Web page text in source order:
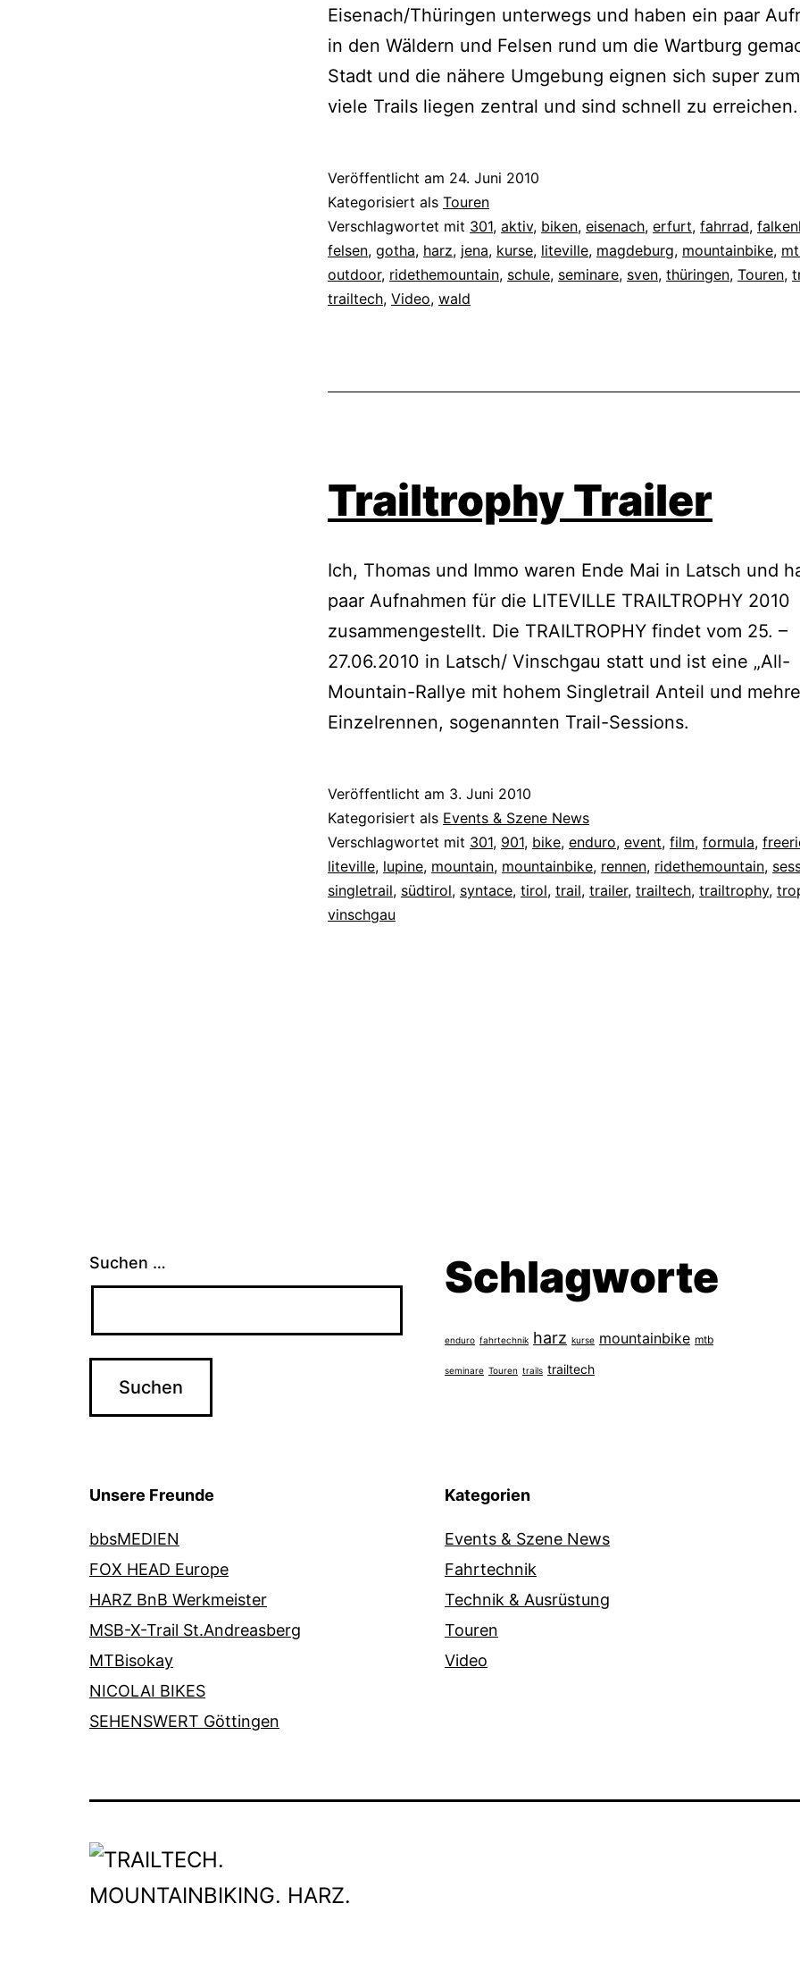
Eisenach/Thüringen unterwegs und haben ein paar
in den Wäldern und Felsen rund um die Wartburg
Stadt und die nähere Umgebung eignen sich super
viele Trails liegen zentral und sind schnell zu erreichen.
Veröffentlicht am 24. Juni 2010
Kategorisiert als Touren
Verschlagwortet mit 301, aktiv, biken, eisenach, erfurt, fahrrad,
felsen, gotha, harz, jena, kurse, liteville, magdeburg, mountainbike,
outdoor, ridethemountain, schule, seminare, sven, thüringen, Touren,
trailtech, Video, wald
Trailtrophy Trailer
Ich, Thomas und Immo waren Ende Mai in Latsch und
paar Aufnahmen für die LITEVILLE TRAILTROPHY 2010
zusammengestellt. Die TRAILTROPHY findet vom 25. –
27.06.2010 in Latsch/ Vinschgau statt und ist eine „All-
Mountain-Rallye mit hohem Singletrail Anteil und
Einzelrennen, sogenannten Trail-Sessions.
Veröffentlicht am 3. Juni 2010
Kategorisiert als Events & Szene News
Verschlagwortet mit 301, 901, bike, enduro, event, film, formula,
liteville, lupine, mountain, mountainbike, rennen, ridethemountain,
singletrail, südtirol, syntace, tirol, trail, trailer, trailtech, trailtrophy,
vinschgau
Suchen … Schlagworte
enduro fahrtechnik harz kurse mountainbike mtb
seminare Touren trails trailtech
Unsere Freunde
bbsMEDIEN
FOX HEAD Europe
HARZ BnB Werkmeister
MSB-X-Trail St.Andreasberg
MTBisokay
NICOLAI BIKES
SEHENSWERT Göttingen
Kategorien
Events & Szene News
Fahrtechnik
Technik & Ausrüstung
Touren
Video